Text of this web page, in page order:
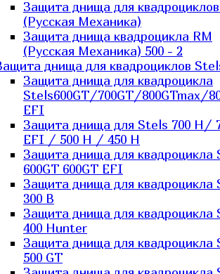
Защита днища для
(Русская Механика)
Защита днища квадроцикла RM
(Русская Механика) 500 - 2
днища для квадроциклов
Защита днища для квадроцикла
Stels600GT/700GT/800GTmax/
EFI
Защита днища для Stels 700 H/
EFI / 500 H / 450 H
Защита днища для квадроцикла
600GT 600GT EFI
Защита днища для квадроцикла
300 B
Защита днища для квадроцикла
400 Hunter
Защита днища для квадроцикла
500 GT